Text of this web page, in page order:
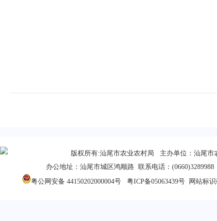
版权所有:汕尾市农业农村局 主办单位：汕尾市
办公地址：汕尾市城区鸿顺路 联系电话：(0660)3289988
粤公网安备 44150202000004号
粤ICP备05063439号网站标识